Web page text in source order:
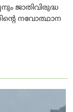
ജാതിവിരുദ്ധ
നവോത്ഥാന